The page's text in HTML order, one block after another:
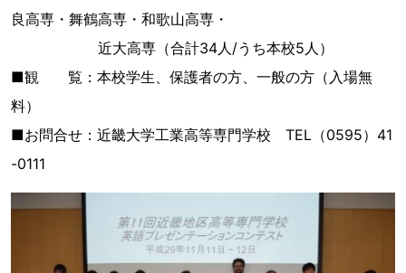
良高専・舞鶴高専・和歌山高専・
近大高専（合計34人/うち本校5人）
■観 覧：本校学生、保護者の方、一般の方（入場無
料）
■お問合せ：近畿大学工業高等専門学校 TEL（0595）41
-0111